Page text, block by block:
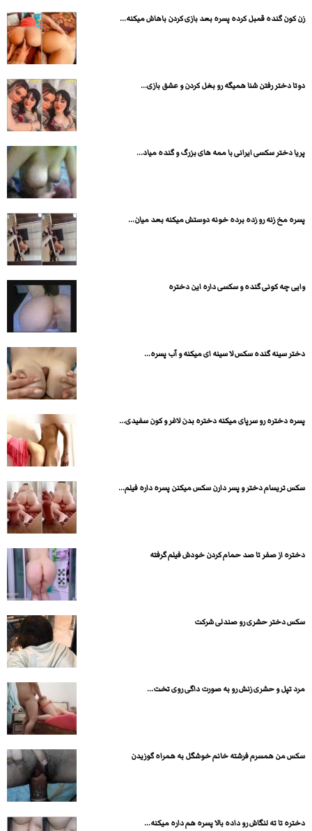
زن کون گنده قمبل کرده پسره بعد بازی کردن باهاش میکنه...
دوتا دختر رفتن شنا همیگه رو بغل کردن و عشق بازی...
پریا دختر سکسی ایرانی با ممه های بزرگ و گنده میاد...
پسره مخ زنه رو زده برده خونه دوستش میکنه بعد میان...
وایی چه کونی گنده و سکسی داره این دختره
دختر سینه گنده سکس لا سینه ای میکنه و آب پسره...
پسره دختره رو سرپای میکنه دختره بدن لاغر و کون سفیدی...
سکس تریسام دختر و پسر دارن سکس میکنن پسره داره فیلم...
دختره از صفر تا صد حمام کردن خودش فیلم گرفته
سکس دختر حشری رو صندلی شرکت
مرد تپل و حشری زنش رو به صورت داگی روی تخت...
سکس من همسرم فرشته خانم خوشگل به همراه گوزیدن
دختره تا ته لنگاش رو داده بالا پسره هم داره میکنه...